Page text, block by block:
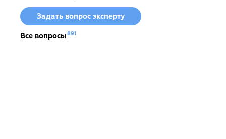
Задать вопрос эксперту
Все вопросы891